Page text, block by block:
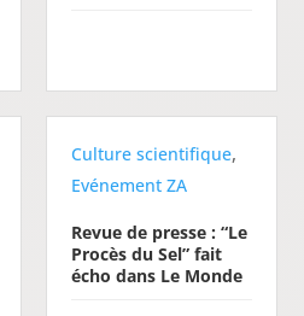
Culture scientifique,
Evénement ZA
Revue de presse : “Le
Procès du Sel” fait
écho dans Le Monde